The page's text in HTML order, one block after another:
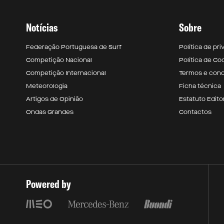
Notícias
Federação Portuguesa de Surf
Competição Nacional
Competição Internacional
Meteorologia
Artigos de Opinião
Ondas Grandes
Sobre
Política de
Política de
Termos e
Ficha técnica
Estatuto
Contactos
Powered by